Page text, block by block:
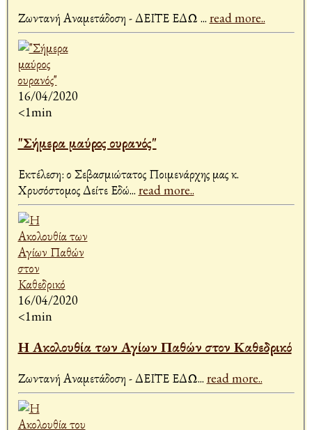
Ζωντανή Αναμετάδοση - ΔΕΙΤΕ ΕΔΩ ... read more..
16/04/2020
<1min
"Σήμερα μαύρος ουρανός"
Εκτέλεση: ο Σεβασμιώτατος Ποιμενάρχης μας κ.
Χρυσόστομος Δείτε Εδώ... read more..
16/04/2020
<1min
Η Ακολουθία των Αγίων Παθών στον Καθεδρικό
Ζωντανή Αναμετάδοση - ΔΕΙΤΕ ΕΔΩ... read more..